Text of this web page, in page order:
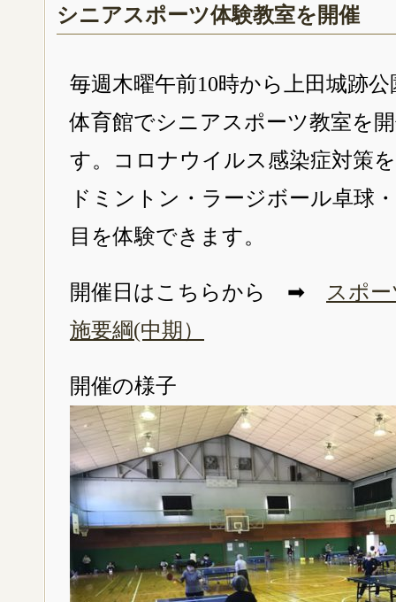
シニアスポーツ体験教室を開催
毎週木曜午前10時から上田城跡
体育館でシニアスポーツ教室を
す。コロナウイルス感染症対策
ドミントン・ラージボール卓球
目を体験できます。
開催日はこちらから ➡
スポ
施要綱(中期）
開催の様子